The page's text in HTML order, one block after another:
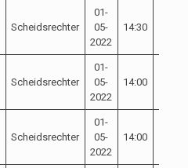
Scheidsrechter
01-
05-
2022
14:30
Scheidsrechter
01-
05-
2022
14:00
Scheidsrechter
01-
05-
2022
14:00